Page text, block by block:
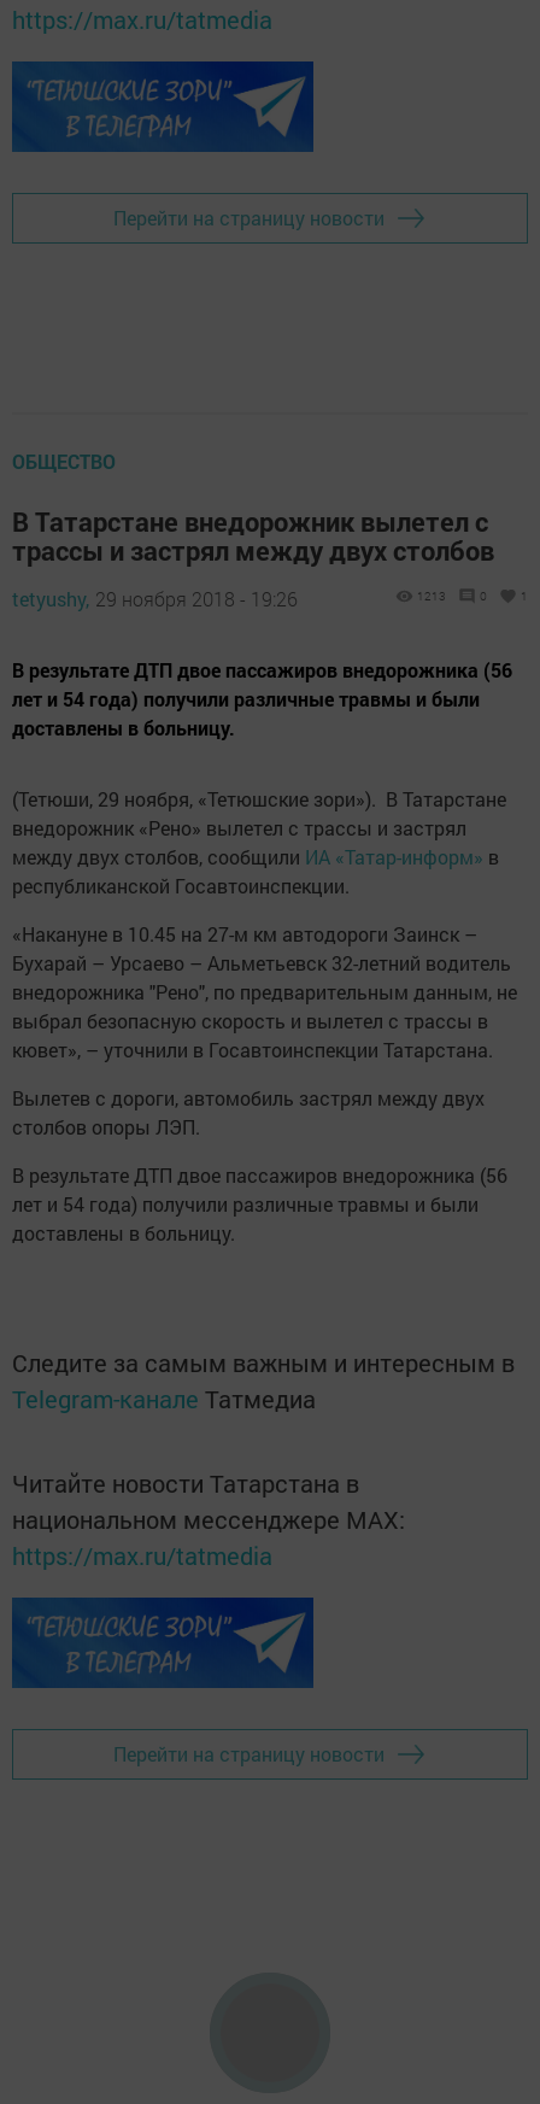
https://max.ru/tatmedia
Перейти на страницу новости
ОБЩЕСТВО
В Татарстане внедорожник вылетел с
трассы и застрял между двух столбов
tetyushy, 29 ноября 2018 - 19:26 1213 0 1
В результате ДТП двое пассажиров внедорожника (56
лет и 54 года) получили различные травмы и были
доставлены в больницу.
(Тетюши, 29 ноября, «Тетюшские зори»). В Татарстане
внедорожник «Рено» вылетел с трассы и застрял
между двух столбов, сообщили ИА «Татар-информ» в
республиканской Госавтоинспекции.
«Накануне в 10.45 на 27-м км автодороги Заинск –
Бухарай – Урсаево – Альметьевск 32-летний водитель
внедорожника "Рено", по предварительным данным, не
выбрал безопасную скорость и вылетел с трассы в
кювет», – уточнили в Госавтоинспекции Татарстана.
Вылетев с дороги, автомобиль застрял между двух
столбов опоры ЛЭП.
В результате ДТП двое пассажиров внедорожника (56
лет и 54 года) получили различные травмы и были
доставлены в больницу.
Следите за самым важным и интересным в
Telegram-канале Татмедиа
Читайте новости Татарстана в
национальном мессенджере MАХ:
https://max.ru/tatmedia
Перейти на страницу новости